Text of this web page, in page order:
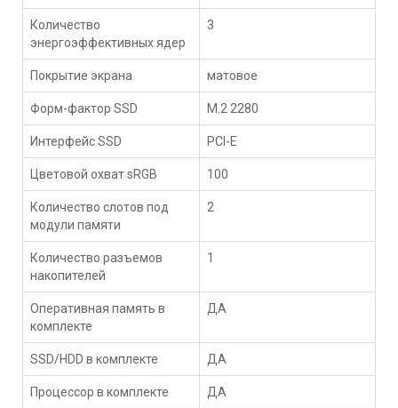
Количество
энергоэффективных ядер
3
Покрытие экрана матовое
Форм-фактор SSD M.2 2280
Интерфейс SSD PCI-E
Цветовой охват sRGB 100
Количество слотов под
модули памяти
2
Количество разъемов
накопителей
1
Оперативная память в
комплекте
ДА
SSD/HDD в комплекте ДА
Процессор в комплекте ДА